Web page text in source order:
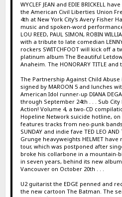
WYCLEF JEAN and EDIE BRICKELL
the American Civil Liberties Union
4th at New York City's Avery Fisher
music and spoken-word
LOU REED, PAUL SIMON, ROBIN
with a tribute to late comedian LENNY
rockers SWITCHFOOT will kick off a
platinum album The Beautiful
Anaheim. The HONORARY TITLE and
The Partnership Against Child
signed by MAROON 5 and lunches
American Idol runner-up DIANA
through September 24th . . . Sub
Action! Volume 4, a two-CD
Hopeline Network suicide hotline,
features tracks from neo-punk bands
SUNDAY and indie fave TED LEO AND
Grunge heavyweights HELMET
tour, which was postponed after
broke his collarbone in a mountain-
in seven years, behind its new
Vancouver on October 20th . . .
U2 guitarist the EDGE penned and
the new cartoon The Batman. The